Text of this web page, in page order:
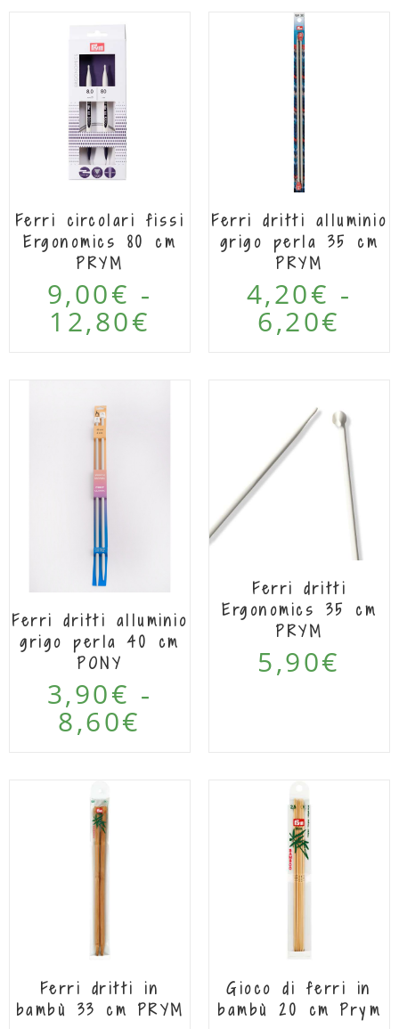
Ferri circolari fissi
Ergonomics 80 cm
PRYM
9,00€ -
12,80€
Ferri dritti alluminio
grigo perla 35 cm
PRYM
4,20€ -
6,20€
Ferri dritti alluminio
grigo perla 40 cm
PONY
3,90€ -
8,60€
Ferri dritti
Ergonomics 35 cm
PRYM
5,90€
Ferri dritti in
bambù 33 cm PRYM
Gioco di ferri in
bambù 20 cm Prym